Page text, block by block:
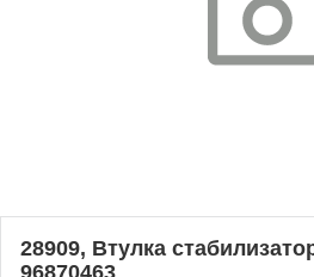
28909, Втулка
96870463